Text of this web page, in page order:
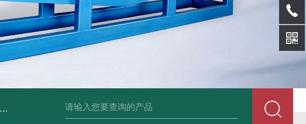
sl-d镀铝膜分离清洗机 SL-wl转鼓式纸浆浓缩机 SL-l离型纸碎浆机